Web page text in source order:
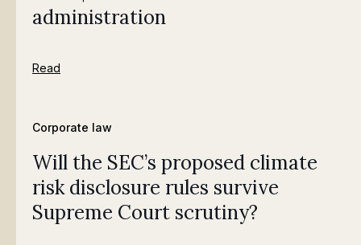
administration
Read
Corporate law
Will the SEC’s proposed climate
risk disclosure rules survive
Supreme Court scrutiny?